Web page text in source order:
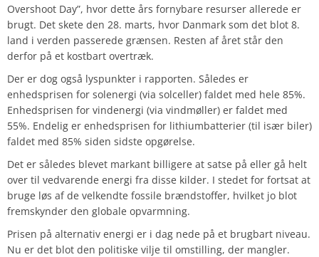
Overshoot Day”, hvor dette års fornybare resurser allerede er
brugt. Det skete den 28. marts, hvor Danmark som det blot 8.
land i verden passerede grænsen. Resten af året står den
derfor på et kostbart overtræk.
Der er dog også lyspunkter i rapporten. Således er
enhedsprisen for solenergi (via solceller) faldet med hele 85%.
Enhedsprisen for vindenergi (via vindmøller) er faldet med
55%. Endelig er enhedsprisen for lithiumbatterier (til især biler)
faldet med 85% siden sidste opgørelse.
Det er således blevet markant billigere at satse på eller gå helt
over til vedvarende energi fra disse kilder. I stedet for fortsat at
bruge løs af de velkendte fossile brændstoffer, hvilket jo blot
fremskynder den globale opvarmning.
Prisen på alternativ energi er i dag nede på et brugbart niveau.
Nu er det blot den politiske vilje til omstilling, der mangler.